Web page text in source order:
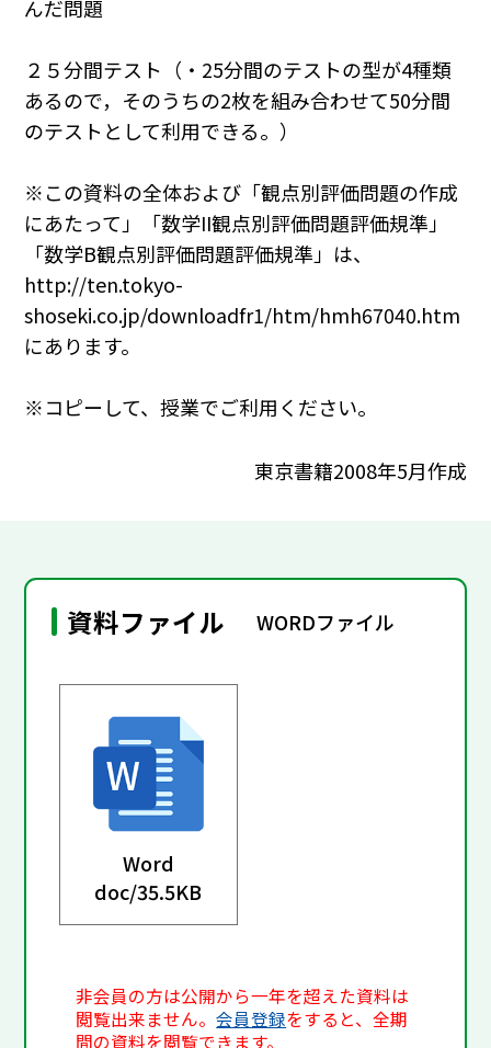
んだ問題
２５分間テスト（・25分間のテストの型が4種類
あるので，そのうちの2枚を組み合わせて50分間
のテストとして利用できる。）
※この資料の全体および「観点別評価問題の作成
にあたって」「数学II観点別評価問題評価規準」
「数学B観点別評価問題評価規準」は、
http://ten.tokyo-
shoseki.co.jp/downloadfr1/htm/hmh67040.htm
にあります。
※コピーして、授業でご利用ください。
東京書籍2008年5月作成
資料ファイル WORDファイル
Word
doc/35.5KB
非会員の方は公開から一年を超えた資料は
閲覧出来ません。会員登録をすると、全期
間の資料を閲覧できます。